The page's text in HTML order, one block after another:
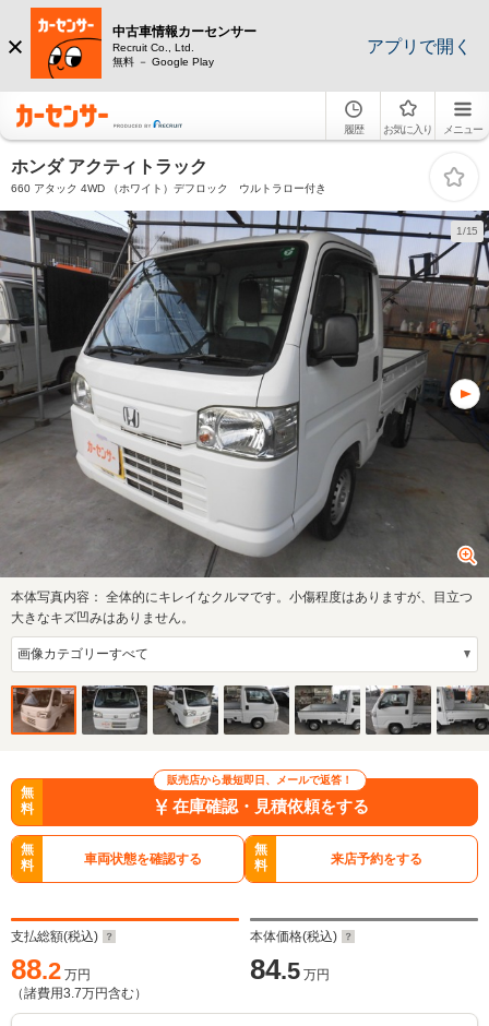
中古車情報カーセンサー
Recruit Co., Ltd.
無料 － Google Play
アプリで開く
履歴 お気に入り メニュー
ホンダ アクティトラック
660 アタック 4WD （ホワイト）デフロック ウルトラロー付き
1/15
本体写真内容： 全体的にキレイなクルマです。小傷程度はありますが、目立つ
大きなキズ凹みはありません。
販売店から最短即日、メールで返答！
無
料
在庫確認・見積依頼をする
無
料
車両状態を確認する
無
料
来店予約をする
支払総額(税込)
88.2 万円
（諸費用3.7万円含む）
本体価格(税込)
84.5 万円